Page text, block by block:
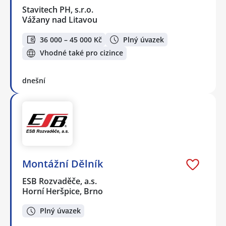
Stavitech PH, s.r.o.
Vážany nad Litavou
36 000 – 45 000 Kč
Plný úvazek
Vhodné také pro cizince
dnešní
Montážní Dělník
ESB Rozvaděče, a.s.
Horní Heršpice, Brno
Plný úvazek